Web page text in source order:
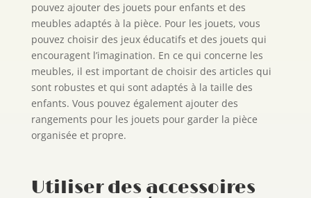
pouvez ajouter des jouets pour enfants et des
meubles adaptés à la pièce. Pour les jouets, vous
pouvez choisir des jeux éducatifs et des jouets qui
encouragent l’imagination. En ce qui concerne les
meubles, il est important de choisir des articles qui
sont robustes et qui sont adaptés à la taille des
enfants. Vous pouvez également ajouter des
rangements pour les jouets pour garder la pièce
organisée et propre.
Utiliser des accessoires